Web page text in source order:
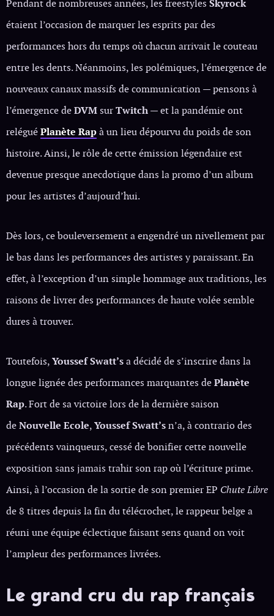
Pendant de nombreuses années, les freestyles Skyrock
étaient l’occasion de marquer les esprits par des
performances hors du temps où chacun arrivait le couteau
entre les dents. Néanmoins, les polémiques, l’émergence de
nouveaux canaux massifs de communication — pensons à
l’émergence deDVM surTwitch— et la pandémie ont
reléguéPlanète Rapà un lieu dépourvu du poids de son
histoire. Ainsi, le rôle de cette émission légendaire est
devenue presque anecdotique dans la promo d’un album
pour les artistes d’aujourd’hui.
Dès lors, ce bouleversement a engendré un nivellement par
le bas dans les performances des artistes y paraissant. En
effet, à l’exception d’un simple hommage aux traditions, les
raisons de livrer des performances de haute volée semble
dures à trouver.
Toutefois,Youssef Swatt’sa décidé de s’inscrire dans la
longue lignée des performances marquantes dePlanète
Rap. Fort de sa victoire lors de la dernière saison
deNouvelle Ecole,Youssef Swatt’sn’a, à contrario des
précédents vainqueurs, cessé de bonifier cette nouvelle
exposition sans jamais trahir son rap où l’écriture prime.
Ainsi, à l’occasion de la sortie de son premier EP Chute Libre
de 8 titres depuis la fin du télécrochet, le rappeur belge a
réuni une équipe éclectique faisant sens quand on voit
l’ampleur des performances livrées.
Le grand cru du rap français